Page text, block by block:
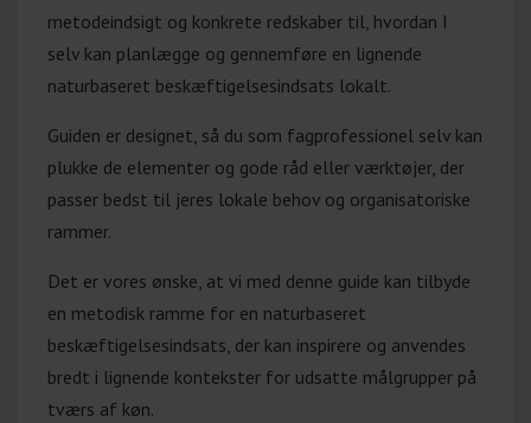
metodeindsigt og konkrete redskaber til, hvordan I
selv kan planlægge og gennemføre en lignende
naturbaseret beskæftigelsesindsats lokalt.
Guiden er designet, så du som fagprofessionel selv kan
plukke de elementer og gode råd eller værktøjer, der
passer bedst til jeres lokale behov og organisatoriske
rammer.
Det er vores ønske, at vi med denne guide kan tilbyde
en metodisk ramme for en naturbaseret
beskæftigelsesindsats, der kan inspirere og anvendes
bredt i lignende kontekster for udsatte målgrupper på
tværs af køn.